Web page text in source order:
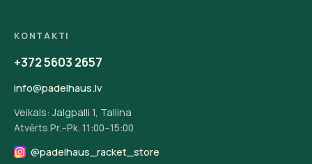
KONTAKTI
+372 5603 2657
info@padelhaus.lv
Veikals: Jalgpalli 1, Tallina
Atvērts Pr.–Pk. 11:00–15:00
@padelhaus_racket_store